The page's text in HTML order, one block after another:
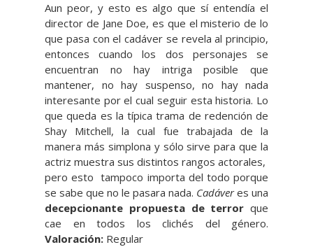
Aun peor, y esto es algo que sí entendía el
director de Jane Doe, es que el misterio de lo
que pasa con el cadáver se revela al principio,
entonces cuando los dos personajes se
encuentran no hay intriga posible que
mantener, no hay suspenso, no hay nada
interesante por el cual seguir esta historia. Lo
que queda es la típica trama de redención de
Shay Mitchell, la cual fue trabajada de la
manera más simplona y sólo sirve para que la
actriz muestra sus distintos rangos actorales,
pero esto tampoco importa del todo porque
se sabe que no le pasara nada. Cadáveres una
decepcionante propuesta de terror que
cae en todos los clichés del género.
Valoración: Regular